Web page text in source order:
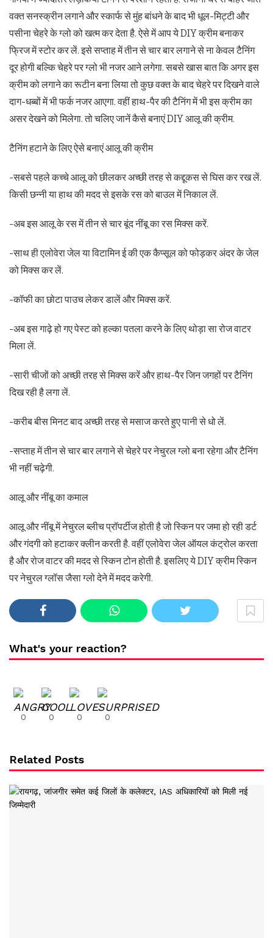
वक्त सनस्क्रीन लगाने और स्कार्फ से मुंह बांधने के बाद भी धूल-मिट्टी और
पसीना चेहरे के ग्लो को खत्म कर देता है. ऐसे में आप ये DIY क्रीम बनाकर
फ्रिज में स्टोर कर लें. इसे सप्ताह में तीन से चार बार लगाने से ना केवल टैनिंग
दूर होगी बल्कि चेहरे पर ग्लो भी नजर आने लगेगा. सबसे खास बात कि अगर इस
क्रीम को लगाने का रूटीन बना लिया तो कुछ वक्त के बाद चेहरे पर दिखने वाले
दाग-धब्बों में भी फर्क नजर आएगा. वहीं हाथ-पैर की टैनिंग में भी इस क्रीम का
असर देखने को मिलेगा. तो चलिए जानें कैसे बनाएं DIY आलू की क्रीम.
टैनिंग हटाने के लिए ऐसे बनाएं आलू की क्रीम
-सबसे पहले कच्चे आलू को छीलकर अच्छी तरह से कद्दूकस से घिस कर रख लें.
किसी छन्नी या हाथ की मदद से इसके रस को बाउल में निकाल लें.
-अब इस आलू के रस में तीन से चार बूंद नींबू का रस मिक्स करें.
-साथ ही एलोवेरा जेल या विटामिन ई की एक कैप्सूल को फोड़कर अंदर के जेल
को मिक्स कर लें.
-कॉफी का छोटा पाउच लेकर डालें और मिक्स करें.
-अब इस गाढ़े हो गए पेस्ट को हल्का पतला करने के लिए थोड़ा सा रोज वाटर
मिला लें.
-सारी चीजों को अच्छी तरह से मिक्स करें और हाथ-पैर जिन जगहों पर टैनिंग
दिख रही है लगा लें.
-करीब बीस मिनट बाद अच्छी तरह से मसाज करते हुए पानी से धो लें.
-सप्ताह में तीन से चार बार लगाने से चेहरे पर नेचुरल ग्लो बना रहेगा और टैनिंग
भी नहीं चढ़ेगी.
आलू और नींबू का कमाल
आलू और नींबू में नेचुरल ब्लीच प्रॉपर्टीज होती है जो स्किन पर जमा हो रही डर्ट
और गंदगी को हटाकर क्लीन करती है. वहीं एलोवेरा जेल ऑयल कंट्रोल करता
है और रोज वाटर की मदद से स्किन टोन होती है. इसलिए ये DIY क्रीम स्किन
पर नेचुरल ग्लॉस जैसा ग्लो देने में मदद करेगी.
What's your reaction?
0 0 0 0
Related Posts